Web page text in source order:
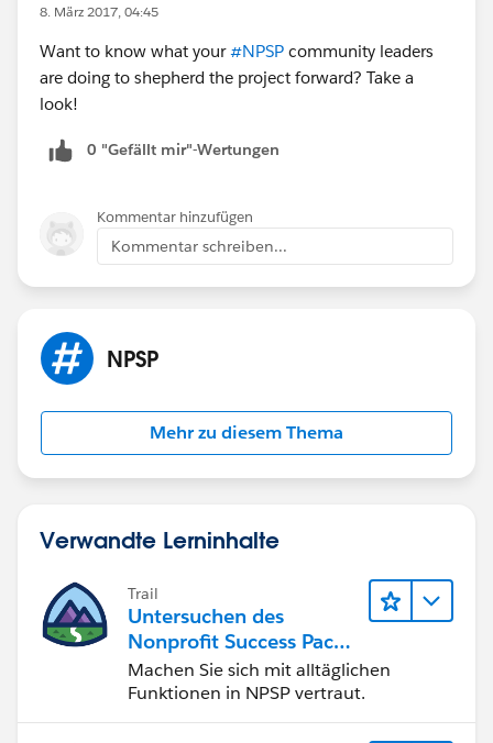
8. März 2017, 04:45
Want to know what your#NPSP community leaders
are doing to shepherd the project forward? Take a
look!
0 "Gefällt mir"-Wertungen
Kommentar hinzufügen
Kommentar schreiben...
NPSP
Mehr zu diesem Thema
Verwandte Lerninhalte
Trail
Untersuchen des
Nonprofit Success Pack
(NPSP)
Machen Sie sich mit alltäglichen
Funktionen in NPSP vertraut.